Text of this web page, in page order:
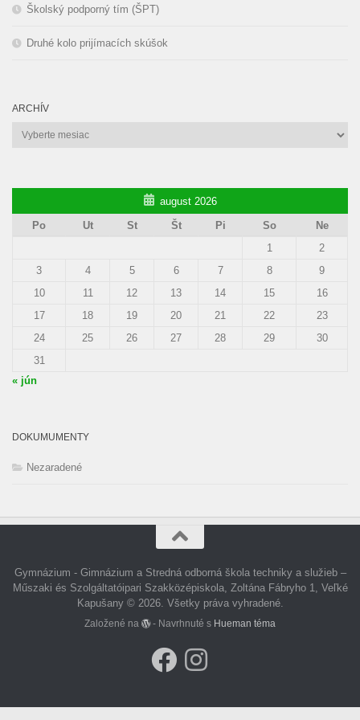
Školský podporný tím (ŠPT)
Druhé kolo prijímacích skúšok
ARCHÍV
Archív
august 2026
Po
Ut St Št Pi So
Ne
1
2
3
4 5 6 7 8
9
10
11 12 13 14 15
16
17
18 19 20 21 22
23
24
25 26 27 28 29
30
31
« jún
DOKUMUMENTY
Nezaradené
Gymnázium - Gimnázium a Stredná odborná škola techniky a služieb –
Műszaki és Szolgáltatóipari Szakközépiskola, Zoltána Fábryho 1, Veľké
Kapušany © 2026. Všetky práva vyhradené.
Založené na - Navrhnuté s Hueman téma